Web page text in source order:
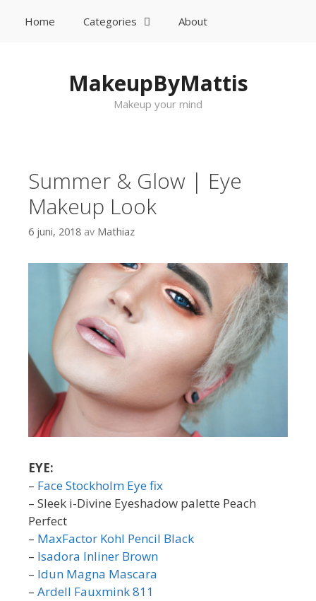
Home Categories
About
MakeupByMattis
Makeup your mind
Summer & Glow | Eye
Makeup Look
6 juni, 2018 av Mathiaz
EYE:
– Face Stockholm Eye fix
– Sleek i-Divine Eyeshadow palette Peach
Perfect
– MaxFactor Kohl Pencil Black
– Isadora Inliner Brown
– Idun Magna Mascara
– Ardell Fauxmink 811